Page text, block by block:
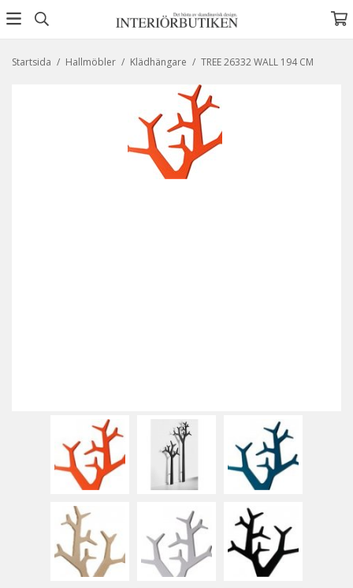
Startsida / Hallmöbler / Klädhängare / TREE 26332 WALL 194 CM